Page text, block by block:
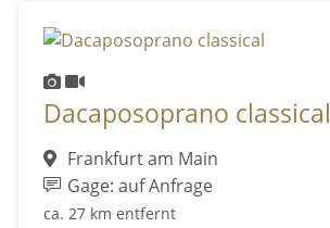
Dacaposoprano classical
Frankfurt am Main
Gage: auf Anfrage
ca. 27 km entfernt